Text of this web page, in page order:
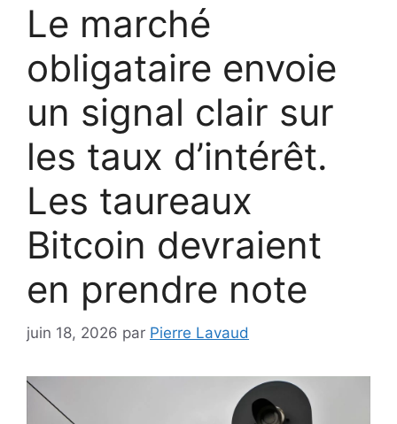
Le marché
obligataire envoie
un signal clair sur
les taux d’intérêt.
Les taureaux
Bitcoin devraient
en prendre note
juin 18, 2026 par Pierre Lavaud